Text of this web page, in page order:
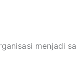
menjadi